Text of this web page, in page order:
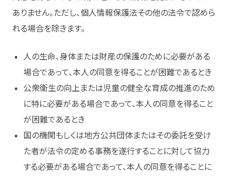
ありません。ただし、個人情報保護法その他の法令で認めら
れる場合を除きます。
人の生命、身体または財産の保護のために必要がある
場合であって、本人の同意を得ることが困難であるとき
公衆衛生の向上または児童の健全な育成の推進のため
に特に必要がある場合であって、本人の同意を得ること
が困難であるとき
国の機関もしくは地方公共団体またはその委託を受け
た者が法令の定める事務を遂行することに対して協力
する必要がある場合であって、本人の同意を得ることに